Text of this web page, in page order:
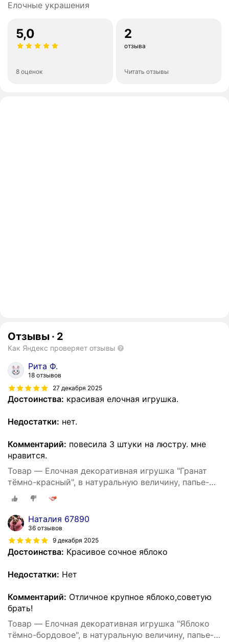
маше
Елочные украшения
5,0
8 оценок
2
отзыва
Читать отзывы
Отзывы · 2
Как Яндекс проверяет отзывы
Рита Ф.
18 отзывов
27 декабря 2025
Достоинства: красивая елочная игрушка.
Недостатки: нет.
Комментарий: повесила 3 штуки на люстру. мне
нравится.
Товар — Елочная декоративная игрушка "Гранат
тёмно-красный", в натуральную величину, папье-
маше
Наталия 67890
36 отзывов
9 декабря 2025
Достоинства: Красивое сочное яблоко
Недостатки: Нет
Комментарий: Отличное крупное яблоко,советую
брать!
Товар — Елочная декоративная игрушка "Яблоко
тёмно-бордовое", в натуральную величину, папье-